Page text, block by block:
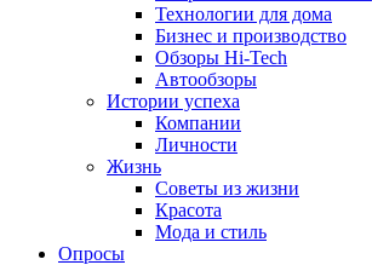
Технологии для дома
Бизнес и производство
Обзоры Hi-Tech
Автообзоры
Истории успеха
Компании
Личности
Жизнь
Советы из жизни
Красота
Мода и стиль
Опросы